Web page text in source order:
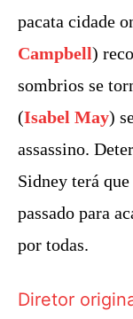
pacata cidade
Campbell)
sombrios se
(Isabel May)
assassino.
Sidney terá
passado para
por todas.
Diretor